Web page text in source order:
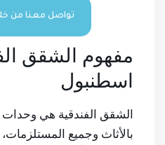
تواصل معنا من
مفهوم الشقق
اسطنبول
الشقق الفندقية هي وحدات
بالأثاث وجميع